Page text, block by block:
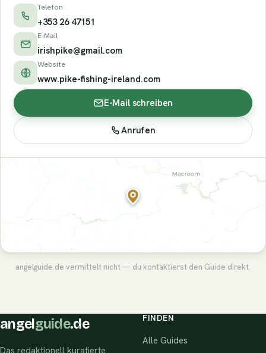
Telefon
+353 26 47151
E-Mail
irishpike@gmail.com
Website
www.pike-fishing-ireland.com
E-Mail schreiben
Anrufen
angelguide.de vermittelt nicht — du kontaktierst den Guide direkt.
angel guide.de
Das redaktionell kuratierte
FINDEN
Alle Guides